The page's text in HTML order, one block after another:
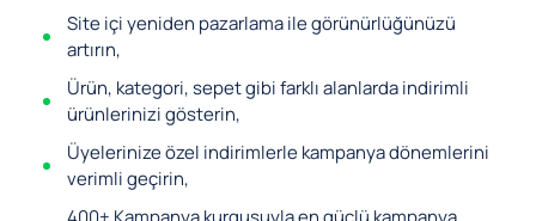
Site içi yeniden pazarlama ile görünürlüğünüzü
artırın,
Ürün, kategori, sepet gibi farklı alanlarda indirimli
ürünlerinizi gösterin,
Üyelerinize özel indirimlerle kampanya dönemlerini
verimli geçirin,